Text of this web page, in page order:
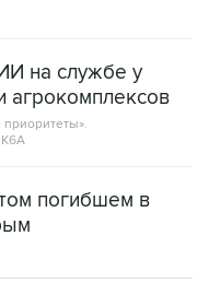
на службе у
агрокомплексов
погибшем в